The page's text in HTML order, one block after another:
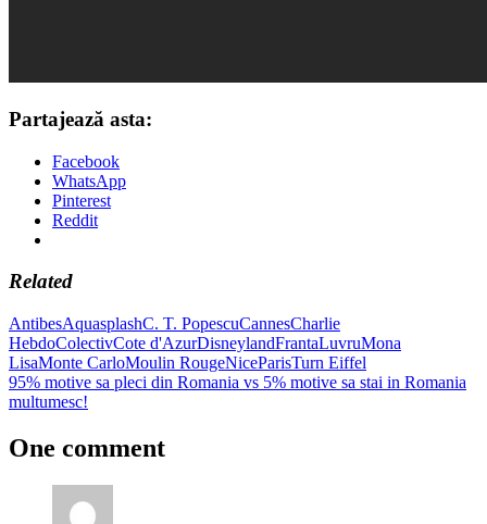
Partajează asta:
Facebook
WhatsApp
Pinterest
Reddit
Related
AntibesAquasplashC. T. PopescuCannesCharlie
HebdoColectivCote d'AzurDisneylandFrantaLuvruMona
LisaMonte CarloMoulin RougeNiceParisTurn Eiffel
Post
navigation
Previous
Post:
95% motive sa pleci din Romania vs 5% motive sa stai in Romania
Next
multumesc!
One comment